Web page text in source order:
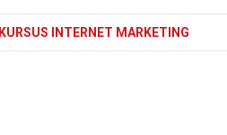
KURSUS INTERNET MARKETING